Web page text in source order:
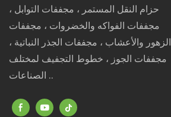
حزام النقل المستمر ، مجففات التوابل ،
مجففات الفواكه والخضروات ، مجففات
الزهور والأعشاب ، مجففات الجذر النباتية ،
مجففات الجوز ، خطوط التجفيف لمختلف
الصناعات ..